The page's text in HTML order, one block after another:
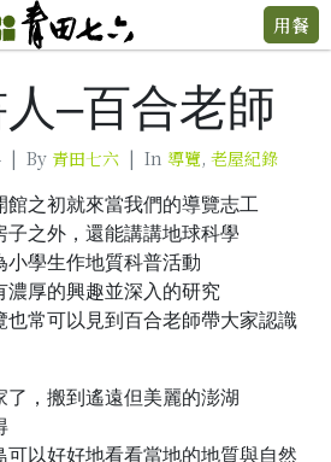
用餐
–百合老師
By 青田七六 In 導覽, 老屋紀錄
之初就來當我們的導覽志工
子之外，還能講講地球科學
小學生作地質科普活動
濃厚的興趣並深入的研究
也常可以見到百合老師帶大家認識
，搬到遙遠但美麗的澎湖
可以好好地看看當地的地質與自然